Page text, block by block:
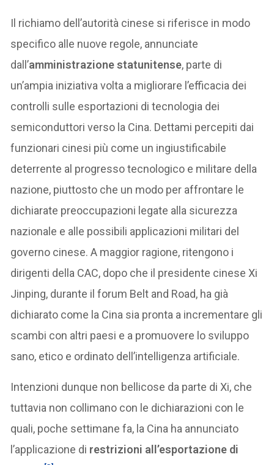
Il richiamo dell’autorità cinese si riferisce in modo
specifico alle nuove regole, annunciate
dall’amministrazione statunitense, parte di
un’ampia iniziativa volta a migliorare l’efficacia dei
controlli sulle esportazioni di tecnologia dei
semiconduttori verso la Cina. Dettami percepiti dai
funzionari cinesi più come un ingiustificabile
deterrente al progresso tecnologico e militare della
nazione, piuttosto che un modo per affrontare le
dichiarate preoccupazioni legate alla sicurezza
nazionale e alle possibili applicazioni militari del
governo cinese. A maggior ragione, ritengono i
dirigenti della CAC, dopo che il presidente cinese Xi
Jinping, durante il forum Belt and Road, ha già
dichiarato come la Cina sia pronta a incrementare gli
scambi con altri paesi e a promuovere lo sviluppo
sano, etico e ordinato dell’intelligenza artificiale.
Intenzioni dunque non bellicose da parte di Xi, che
tuttavia non collimano con le dichiarazioni con le
quali, poche settimane fa, la Cina ha annunciato
l’applicazione di restrizioni all’esportazione di